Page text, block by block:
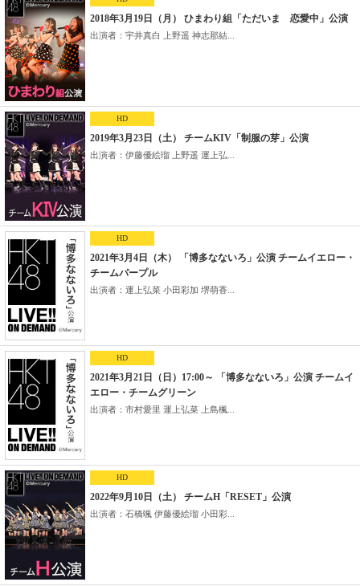
2018年3月19日（月） ひまわり組「ただいま 恋愛中」公演
出演者：宇井真白 上野遥 神志那結...
HD
2019年3月23日（土） チームKIV「制服の芽」公演
出演者：伊藤優絵瑠 上野遥 運上弘...
HD
2021年3月4日（木） 「博多なないろ」公演 チームイエロー・
チームパープル
出演者：運上弘菜 小田彩加 堺萌香...
HD
2021年3月21日（日）17:00～ 「博多なないろ」公演 チームイ
エロー・チームグリーン
出演者：市村愛里 運上弘菜 上島楓...
HD
2022年9月10日（土） チームH「RESET」公演
出演者：石橋颯 伊藤優絵瑠 小田彩...